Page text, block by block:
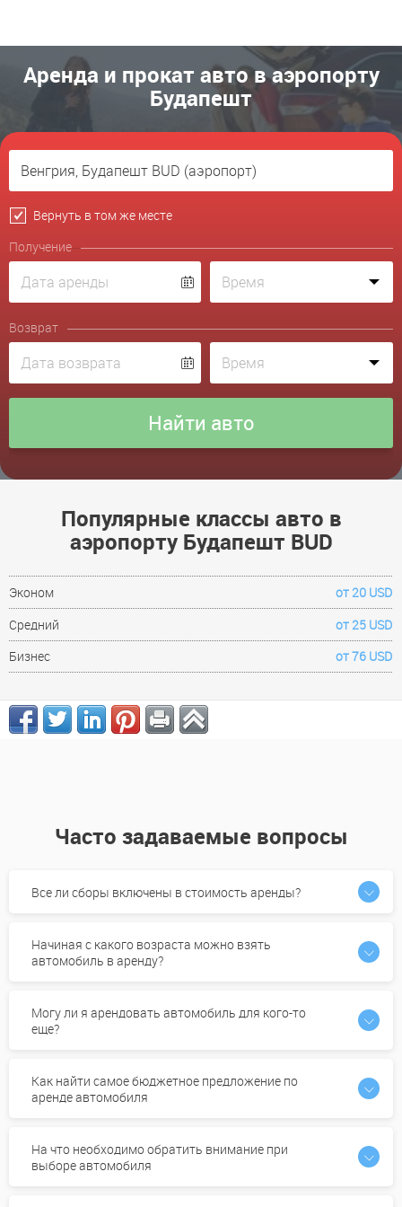
Аренда и прокат авто в аэропорту
Будапешт
Вернуть в том же месте
Получение
Возврат
Популярные классы авто в
аэропорту Будапешт BUD
Эконом
от 20 USD
Средний
от 25 USD
Бизнес
от 76 USD
Часто задаваемые вопросы
Все ли сборы включены в стоимость аренды?
Начиная с какого возраста можно взять
автомобиль в аренду?
Могу ли я арендовать автомобиль для кого-то
еще?
Как найти самое бюджетное предложение по
аренде автомобиля
На что необходимо обратить внимание при
выборе автомобиля